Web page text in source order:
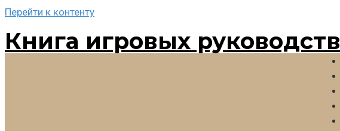
Перейти к контенту
Книга игровых руководств